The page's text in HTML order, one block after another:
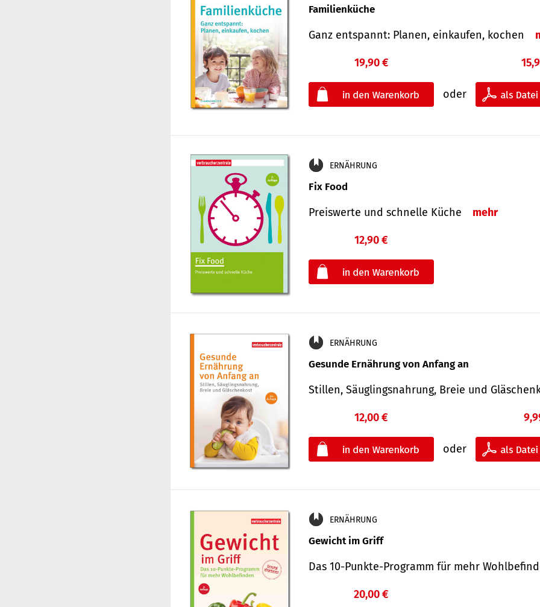
Familienküche
Ganz entspannt: Planen, einkaufen, kochen
19,90 €
oder
ERNÄHRUNG
Fix Food
Preiswerte und schnelle Küche mehr
12,90 €
ERNÄHRUNG
Gesunde Ernährung von Anfang an
Stillen, Säuglingsnahrung, Breie und
12,00 €
oder
ERNÄHRUNG
Gewicht im Griff
Das 10-Punkte-Programm für mehr
20,00 €